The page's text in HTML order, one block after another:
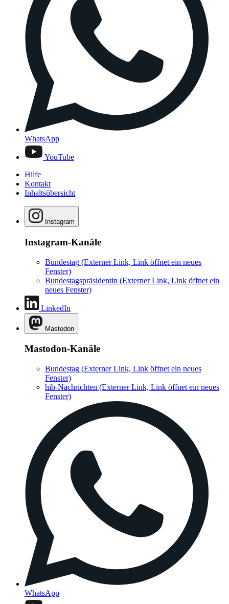
WhatsApp
YouTube
Hilfe
Kontakt
Inhaltsübersicht
Instagram
Instagram-Kanäle
Bundestag (Externer Link, Link öffnet ein neues
Fenster)
Bundestagspräsidentin (Externer Link, Link öffnet ein
neues Fenster)
LinkedIn
Mastodon
Mastodon-Kanäle
Bundestag (Externer Link, Link öffnet ein neues
Fenster)
hib-Nachrichten (Externer Link, Link öffnet ein neues
Fenster)
WhatsApp